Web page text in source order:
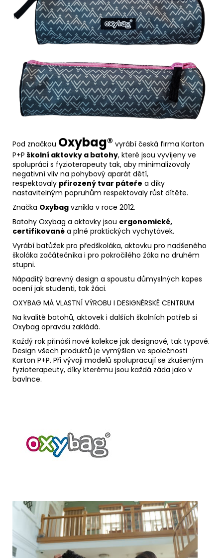
Pod značkou Oxybag® vyrábí česká firma Karton
P+P školní aktovky a batohy, které jsou vyvíjeny ve
spolupráci s fyzioterapeuty tak, aby minimalizovaly
negativní vliv na pohybový aparát dětí,
respektovaly přirozený tvar páteře a díky
nastavitelným popruhům respektovaly růst dítěte.
Značka Oxybag vznikla v roce 2012.
Batohy Oxybag a aktovky jsou ergonomické,
certifikované a plné praktických vychytávek.
Vyrábí batůžek pro předškoláka, aktovku pro nadšeného
školáka začátečníka i pro pokročilého žáka na druhém
stupni.
Nápaditý barevný design a spoustu důmyslných kapes
ocení jak studenti, tak žáci.
OXYBAG MÁ VLASTNÍ VÝROBU I DESIGNÉRSKÉ CENTRUM
Na kvalitě batohů, aktovek i dalších školních potřeb si
Oxybag opravdu zakládá.
Každý rok přináší nové kolekce jak designové, tak typové.
Design všech produktů je vymýšlen ve společnosti
Karton P+P. Při vývoji modelů spolupracují se zkušeným
fyzioterapeuty, díky kterému jsou každá záda jako v
bavlnce.